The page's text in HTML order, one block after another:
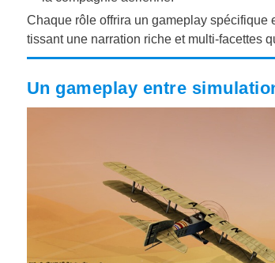
Chaque rôle offrira un gameplay spécifique
tissant une narration riche et multi-facettes
Un gameplay entre